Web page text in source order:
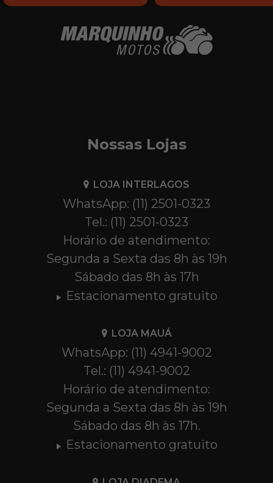
Nossas Lojas
LOJA INTERLAGOS
WhatsApp: (11) 2501-0323
Tel.: (11) 2501-0323
Horário de atendimento:
Segunda a Sexta das 8h às 19h
Sábado das 8h às 17h
Estacionamento gratuito
LOJA MAUÁ
WhatsApp: (11) 4941-9002
Tel.: (11) 4941-9002
Horário de atendimento:
Segunda a Sexta das 8h às 19h
Sábado das 8h às 17h.
Estacionamento gratuito